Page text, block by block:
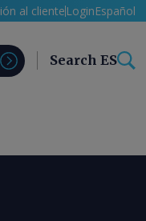
al cliente LoginEspañol
Search ES